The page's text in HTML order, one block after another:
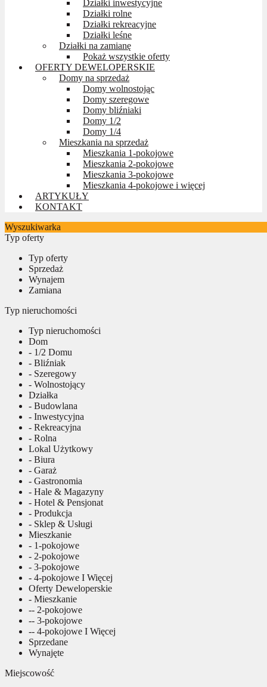
Działki inwestycyjne
Działki rolne
Działki rekreacyjne
Działki leśne
Działki na zamianę
Pokaż wszystkie oferty
OFERTY DEWELOPERSKIE
Domy na sprzedaż
Domy wolnostojąc
Domy szeregowe
Domy bliźniaki
Domy 1/2
Domy 1/4
Mieszkania na sprzedaż
Mieszkania 1-pokojowe
Mieszkania 2-pokojowe
Mieszkania 3-pokojowe
Mieszkania 4-pokojowe i więcej
ARTYKUŁY
KONTAKT
Wyszukiwarka
Typ oferty
Typ oferty
Sprzedaż
Wynajem
Zamiana
Typ nieruchomości
Typ nieruchomości
Dom
- 1/2 Domu
- Bliźniak
- Szeregowy
- Wolnostojący
Działka
- Budowlana
- Inwestycyjna
- Rekreacyjna
- Rolna
Lokal Użytkowy
- Biura
- Garaż
- Gastronomia
- Hale & Magazyny
- Hotel & Pensjonat
- Produkcja
- Sklep & Usługi
Mieszkanie
- 1-pokojowe
- 2-pokojowe
- 3-pokojowe
- 4-pokojowe I Więcej
Oferty Deweloperskie
- Mieszkanie
-- 2-pokojowe
-- 3-pokojowe
-- 4-pokojowe I Więcej
Sprzedane
Wynajęte
Miejscowość